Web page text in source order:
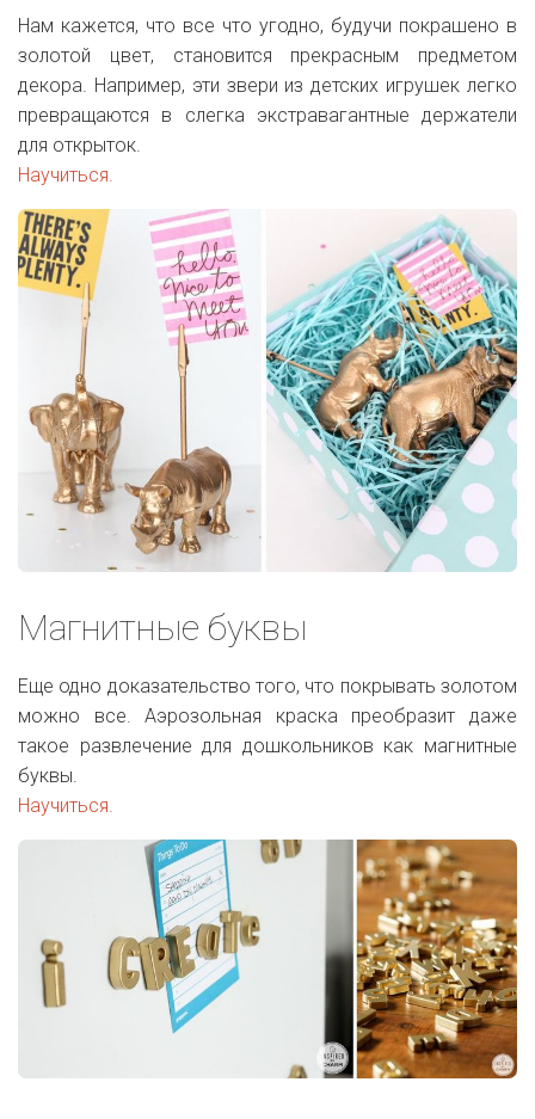
Нам кажется, что все что угодно, будучи покрашено в
золотой цвет, становится прекрасным предметом
декора. Например, эти звери из детских игрушек легко
превращаются в слегка экстравагантные держатели
для открыток.
Научиться.
Магнитные буквы
Еще одно доказательство того, что покрывать золотом
можно все. Аэрозольная краска преобразит даже
такое развлечение для дошкольников как магнитные
буквы.
Научиться.